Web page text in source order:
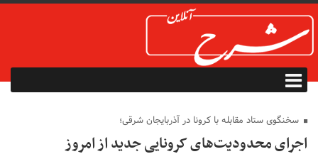
سخنگوی ستاد مقابله با کرونا در آذربایجان شرقی؛
اجرای محدودیت‌های کرونایی جدید از امروز